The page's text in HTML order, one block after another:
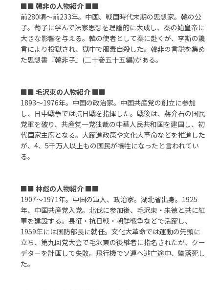
■■韓非の人物紹介 ■■
前280頃～前233年。中国、戦国時代末期の思想家。韓の公
子。荀子に学んで法家思想を理論的に大成し、秦の始皇帝に
大きな影響を与える。韓の使者として秦に赴くが、李斯の讒
言により投獄され、獄中で服毒自殺した。韓非の言説を集め
た思想書『韓非子』(二十巻五十五編)がある。
■■毛沢東の人物紹介 ■■
1893～1976年。中国の政治家。中国共産党の創立に参加
し、日中戦争では抗日戦を指揮した。戦後は、蔣介石の国民
党軍を破り、共産党一党独裁の中華人民共和国を建国し、初
代国家主席となる。大躍進政策や文化大革命などを推進した
が、4、5千万人以上もの国民が犠牲になったと言われてい
る。
■■林彪の人物紹介 ■■
1907～1971年。中国の軍人、政治家。湖北省出身。1925
年、中国共産党入党。北伐に参加後、毛沢東・朱徳と共に紅
軍を建設する。長征・抗日戦・朝鮮戦争などで活躍し、
1959年には国防部長に就任。文化大革命では運動の先頭に
立ち、第九回党大会で毛沢東の後継者に指名されたが、クー
デターを計画して失敗。飛行機でソ連へ逃亡途中、墜落死し
た。